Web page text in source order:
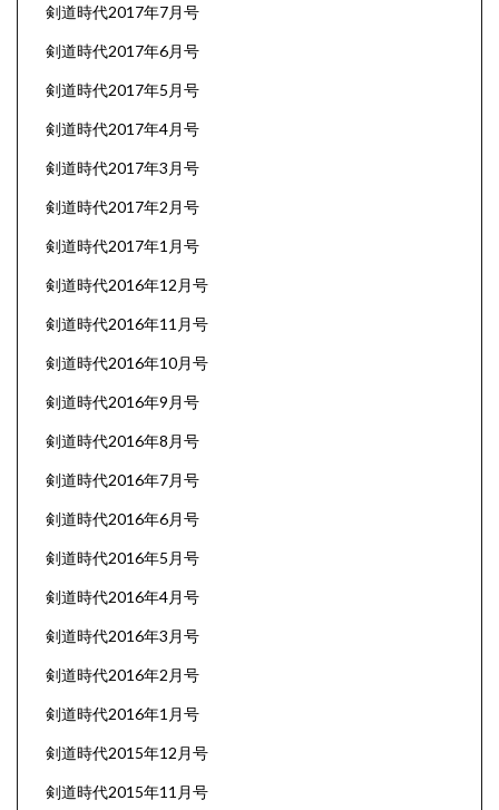
剣道時代2017年7月号
剣道時代2017年6月号
剣道時代2017年5月号
剣道時代2017年4月号
剣道時代2017年3月号
剣道時代2017年2月号
剣道時代2017年1月号
剣道時代2016年12月号
剣道時代2016年11月号
剣道時代2016年10月号
剣道時代2016年9月号
剣道時代2016年8月号
剣道時代2016年7月号
剣道時代2016年6月号
剣道時代2016年5月号
剣道時代2016年4月号
剣道時代2016年3月号
剣道時代2016年2月号
剣道時代2016年1月号
剣道時代2015年12月号
剣道時代2015年11月号